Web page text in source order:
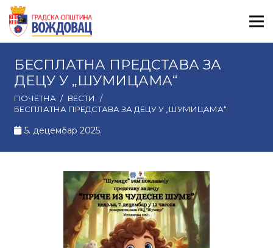
БЕСПЛАТНА ПРЕДСТАВА ЗА
ДЕЦУ У „ШУМИЦАМА“
ПОЧЕТНА / ВЕСТИ
/
БЕСПЛАТНА ПРЕДСТАВА ЗА ДЕЦУ У „ШУМИЦАМА“
5. децембар 2025.